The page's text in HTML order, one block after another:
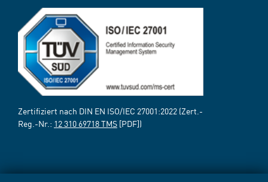
Zertifiziert nach DIN EN ISO/IEC 27001:2022 (Zert.-
Reg.-Nr.: 12 310 69718 TMS [PDF])